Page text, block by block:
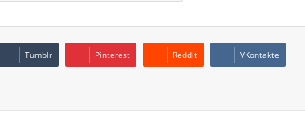
Tumblr Pinterest Reddit VKontakte